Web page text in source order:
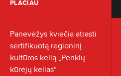
PLAČIAU
Panevėžys kviečia atrasti
sertifikuotą regioninį
kultūros kelią „Penkių
kūrėjų kelias“